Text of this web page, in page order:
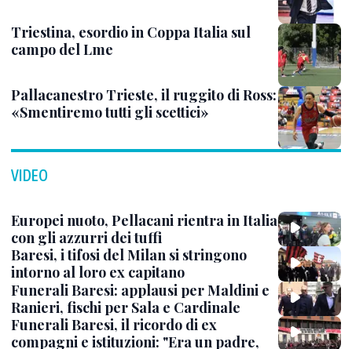
Triestina, esordio in Coppa Italia sul
campo del Lme
Pallacanestro Trieste, il ruggito di Ross:
«Smentiremo tutti gli scettici»
VIDEO
Europei nuoto, Pellacani rientra in Italia
con gli azzurri dei tuffi
Baresi, i tifosi del Milan si stringono
intorno al loro ex capitano
Funerali Baresi: applausi per Maldini e
Ranieri, fischi per Sala e Cardinale
Funerali Baresi, il ricordo di ex
compagni e istituzioni: "Era un padre,